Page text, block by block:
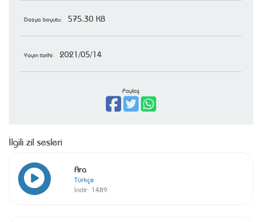
Dosya boyutu: 575.30 KB
Yayın tarihi: 2021/05/14
Paylaş
İlgili zil sesleri
Ara
Türkçe
İndir: 1489